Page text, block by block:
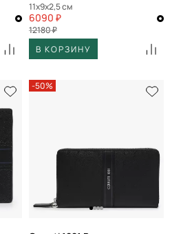
11x9x2,5 см
6090 ₽
12180 ₽
В КОРЗИНУ
-50%